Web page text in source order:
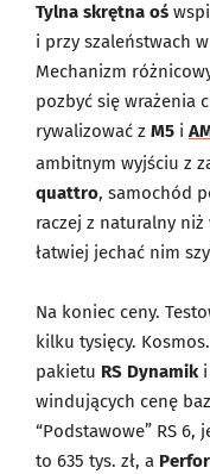
Tylna skrętna oś
i przy szaleństwach
Mechanizm
pozbyć się wrażenia
rywalizować z M5 i
ambitnym wyjściu z
quattro, samochód
raczej z naturalny
łatwiej jechać nim
Na koniec ceny.
kilku tysięcy.
pakietu RS Dynamiki
windujących cenę
“Podstawowe” RS 6,
to 635 tys. zł, a